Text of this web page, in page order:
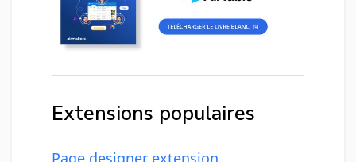
Extensions populaires
Page designer extension